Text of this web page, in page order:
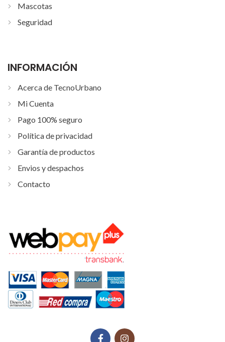
Mascotas
Seguridad
INFORMACIÓN
Acerca de TecnoUrbano
Mi Cuenta
Pago 100% seguro
Política de privacidad
Garantía de productos
Envios y despachos
Contacto